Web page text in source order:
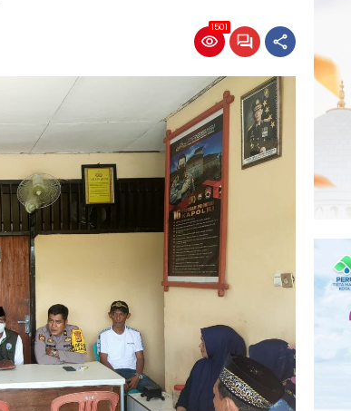
1501